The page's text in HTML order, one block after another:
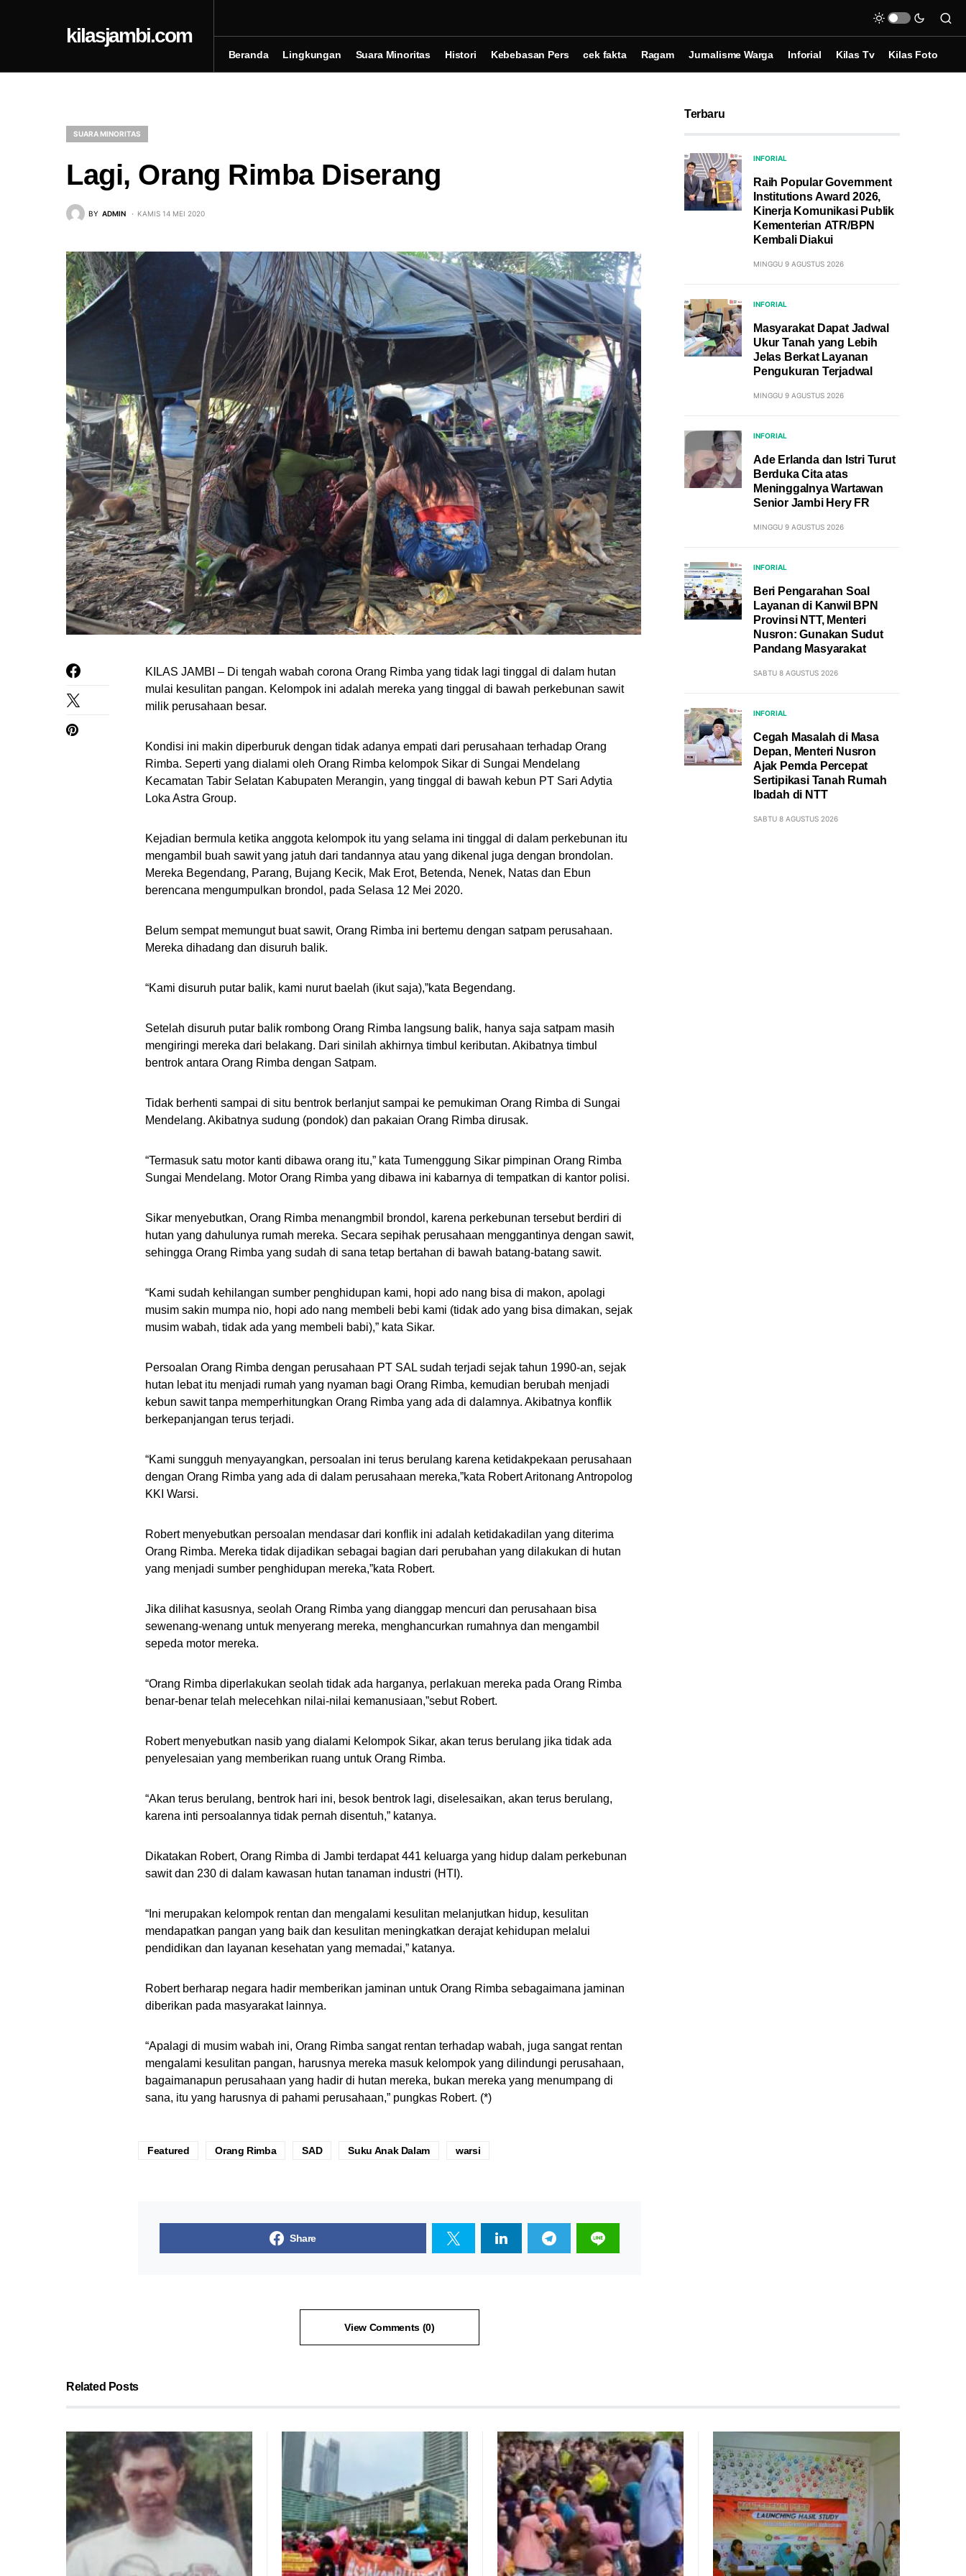
kilasjambi.com
Beranda Lingkungan Suara Minoritas Histori Kebebasan Pers cek fakta Ragam Jurnalisme Warga Inforial Kilas Tv Kilas Foto
SUARA MINORITAS
Lagi, Orang Rimba Diserang
BY ADMIN KAMIS 14 MEI 2020
KILAS JAMBI – Di tengah wabah corona Orang Rimba yang tidak lagi tinggal di dalam hutan
mulai kesulitan pangan. Kelompok ini adalah mereka yang tinggal di bawah perkebunan sawit
milik perusahaan besar.
Kondisi ini makin diperburuk dengan tidak adanya empati dari perusahaan terhadap Orang
Rimba. Seperti yang dialami oleh Orang Rimba kelompok Sikar di Sungai Mendelang
Kecamatan Tabir Selatan Kabupaten Merangin, yang tinggal di bawah kebun PT Sari Adytia
Loka Astra Group.
Kejadian bermula ketika anggota kelompok itu yang selama ini tinggal di dalam perkebunan itu
mengambil buah sawit yang jatuh dari tandannya atau yang dikenal juga dengan brondolan.
Mereka Begendang, Parang, Bujang Kecik, Mak Erot, Betenda, Nenek, Natas dan Ebun
berencana mengumpulkan brondol, pada Selasa 12 Mei 2020.
Belum sempat memungut buat sawit, Orang Rimba ini bertemu dengan satpam perusahaan.
Mereka dihadang dan disuruh balik.
“Kami disuruh putar balik, kami nurut baelah (ikut saja),”kata Begendang.
Setelah disuruh putar balik rombong Orang Rimba langsung balik, hanya saja satpam masih
mengiringi mereka dari belakang. Dari sinilah akhirnya timbul keributan. Akibatnya timbul
bentrok antara Orang Rimba dengan Satpam.
Tidak berhenti sampai di situ bentrok berlanjut sampai ke pemukiman Orang Rimba di Sungai
Mendelang. Akibatnya sudung (pondok) dan pakaian Orang Rimba dirusak.
“Termasuk satu motor kanti dibawa orang itu,” kata Tumenggung Sikar pimpinan Orang Rimba
Sungai Mendelang. Motor Orang Rimba yang dibawa ini kabarnya di tempatkan di kantor polisi.
Sikar menyebutkan, Orang Rimba menangmbil brondol, karena perkebunan tersebut berdiri di
hutan yang dahulunya rumah mereka. Secara sepihak perusahaan menggantinya dengan sawit,
sehingga Orang Rimba yang sudah di sana tetap bertahan di bawah batang-batang sawit.
“Kami sudah kehilangan sumber penghidupan kami, hopi ado nang bisa di makon, apolagi
musim sakin mumpa nio, hopi ado nang membeli bebi kami (tidak ado yang bisa dimakan, sejak
musim wabah, tidak ada yang membeli babi),” kata Sikar.
Persoalan Orang Rimba dengan perusahaan PT SAL sudah terjadi sejak tahun 1990-an, sejak
hutan lebat itu menjadi rumah yang nyaman bagi Orang Rimba, kemudian berubah menjadi
kebun sawit tanpa memperhitungkan Orang Rimba yang ada di dalamnya. Akibatnya konflik
berkepanjangan terus terjadi.
“Kami sungguh menyayangkan, persoalan ini terus berulang karena ketidakpekaan perusahaan
dengan Orang Rimba yang ada di dalam perusahaan mereka,”kata Robert Aritonang Antropolog
KKI Warsi.
Robert menyebutkan persoalan mendasar dari konflik ini adalah ketidakadilan yang diterima
Orang Rimba. Mereka tidak dijadikan sebagai bagian dari perubahan yang dilakukan di hutan
yang menjadi sumber penghidupan mereka,”kata Robert.
Jika dilihat kasusnya, seolah Orang Rimba yang dianggap mencuri dan perusahaan bisa
sewenang-wenang untuk menyerang mereka, menghancurkan rumahnya dan mengambil
sepeda motor mereka.
“Orang Rimba diperlakukan seolah tidak ada harganya, perlakuan mereka pada Orang Rimba
benar-benar telah melecehkan nilai-nilai kemanusiaan,”sebut Robert.
Robert menyebutkan nasib yang dialami Kelompok Sikar, akan terus berulang jika tidak ada
penyelesaian yang memberikan ruang untuk Orang Rimba.
“Akan terus berulang, bentrok hari ini, besok bentrok lagi, diselesaikan, akan terus berulang,
karena inti persoalannya tidak pernah disentuh,” katanya.
Dikatakan Robert, Orang Rimba di Jambi terdapat 441 keluarga yang hidup dalam perkebunan
sawit dan 230 di dalam kawasan hutan tanaman industri (HTI).
“Ini merupakan kelompok rentan dan mengalami kesulitan melanjutkan hidup, kesulitan
mendapatkan pangan yang baik dan kesulitan meningkatkan derajat kehidupan melalui
pendidikan dan layanan kesehatan yang memadai,” katanya.
Robert berharap negara hadir memberikan jaminan untuk Orang Rimba sebagaimana jaminan
diberikan pada masyarakat lainnya.
“Apalagi di musim wabah ini, Orang Rimba sangat rentan terhadap wabah, juga sangat rentan
mengalami kesulitan pangan, harusnya mereka masuk kelompok yang dilindungi perusahaan,
bagaimanapun perusahaan yang hadir di hutan mereka, bukan mereka yang menumpang di
sana, itu yang harusnya di pahami perusahaan,” pungkas Robert. (*)
Featured Orang Rimba SAD Suku Anak Dalam warsi
Share
View Comments (0)
Terbaru
INFORIAL
Raih Popular Government
Institutions Award 2026,
Kinerja Komunikasi Publik
Kementerian ATR/BPN
Kembali Diakui
MINGGU 9 AGUSTUS 2026
INFORIAL
Masyarakat Dapat Jadwal
Ukur Tanah yang Lebih
Jelas Berkat Layanan
Pengukuran Terjadwal
MINGGU 9 AGUSTUS 2026
INFORIAL
Ade Erlanda dan Istri Turut
Berduka Cita atas
Meninggalnya Wartawan
Senior Jambi Hery FR
MINGGU 9 AGUSTUS 2026
INFORIAL
Beri Pengarahan Soal
Layanan di Kanwil BPN
Provinsi NTT, Menteri
Nusron: Gunakan Sudut
Pandang Masyarakat
SABTU 8 AGUSTUS 2026
INFORIAL
Cegah Masalah di Masa
Depan, Menteri Nusron
Ajak Pemda Percepat
Sertipikasi Tanah Rumah
Ibadah di NTT
SABTU 8 AGUSTUS 2026
Related Posts